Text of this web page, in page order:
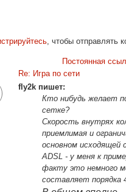
, чтобы отправлять
Постоянная
Re: Игра по сети
fly2k пишет:
Кто нибудь желает
сетке?
Скорость внутрях
приемлимая и
основном исходящей
ADSL - у меня к
факту это немного
составляет порядка